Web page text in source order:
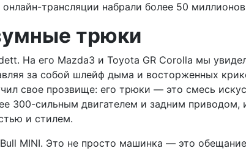
трансляции набрали более 50
трюки
На его Mazda3 и Toyota GR Corolla мы
за собой шлейф дыма и восторженных
свое прозвище: его трюки — это смесь
300-сильным двигателем и задним приводом,
и стилем.
MINI. Это не просто машинка — это